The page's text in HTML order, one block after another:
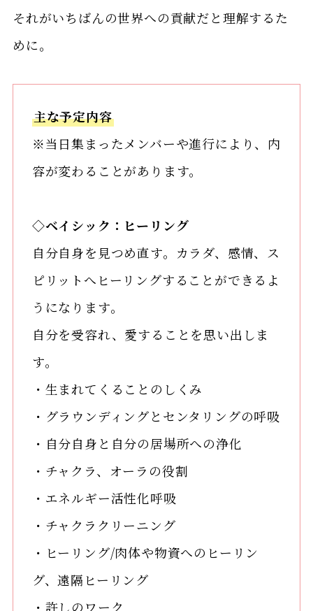
それがいちばんの世界への貢献だと理解するた
めに。
主な予定内容
※当日集まったメンバーや進行により、内
容が変わることがあります。
◇ベイシック：ヒーリング
自分自身を見つめ直す。カラダ、感情、ス
ピリットへヒーリングすることができるよ
うになります。
自分を受容れ、愛することを思い出しま
す。
・生まれてくることのしくみ
・グラウンディングとセンタリングの呼吸
・自分自身と自分の居場所への浄化
・チャクラ、オーラの役割
・エネルギー活性化呼吸
・チャクラクリーニング
・ヒーリング/肉体や物資へのヒーリン
グ、遠隔ヒーリング
・許しのワーク